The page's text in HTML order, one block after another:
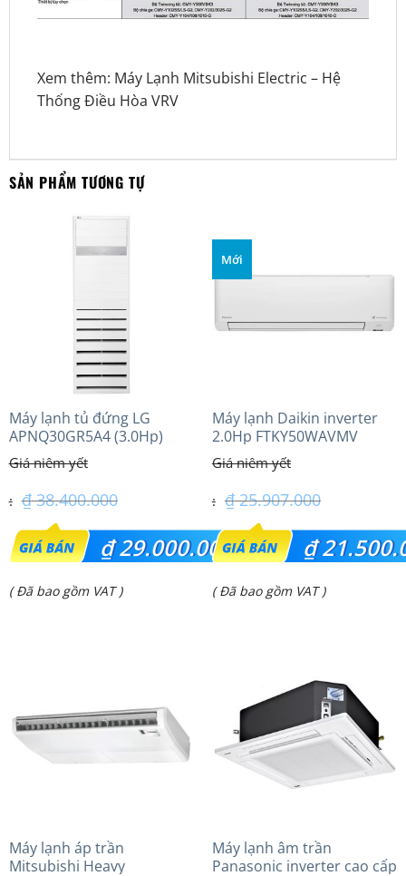
Xem thêm: Máy Lạnh Mitsubishi Electric – Hệ
Thống Điều Hòa VRV
SẢN PHẨM TƯƠNG TỰ
Máy lạnh tủ đứng LG
APNQ30GR5A4 (3.0Hp)
Inverter
₫38.400.000
Giá
gốc
là:
₫29.000.000
Giá
₫ 29.000.000.
( Đã bao gồm VAT )
Mới
Máy lạnh Daikin inverter
2.0Hp FTKY50WAVMV
₫25.907.000
Giá
gốc
là:
₫
Giá
₫ 21.500.000.
( Đã bao gồm VAT )
Máy lạnh áp trần
Mitsubishi Heavy
Máy lạnh âm trần
Panasonic inverter cao cấp